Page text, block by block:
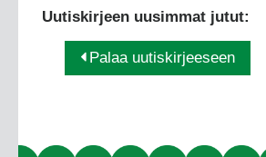
Uutiskirjeen uusimmat jutut:
Palaa uutiskirjeeseen